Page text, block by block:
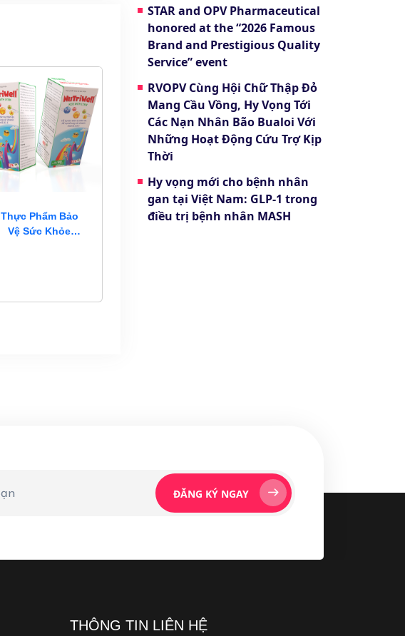
Thực Phẩm Bảo
Vệ Sức Khỏe
STAR and OPV Pharmaceutical
honored at the “2026 Famous
Brand and Prestigious Quality
Service” event
RVOPV Cùng Hội Chữ Thập Đỏ
Mang Cầu Vồng, Hy Vọng Tới
Các Nạn Nhân Bão Bualoi Với
Những Hoạt Động Cứu Trợ Kịp
Thời
Hy vọng mới cho bệnh nhân
gan tại Việt Nam: GLP-1 trong
điều trị bệnh nhân MASH
ĐĂNG KÝ NGAY
THÔNG TIN LIÊN HỆ